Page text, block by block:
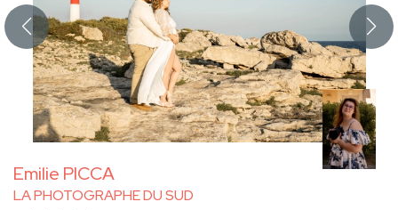
Emilie PICCA
LA PHOTOGRAPHE DU SUD